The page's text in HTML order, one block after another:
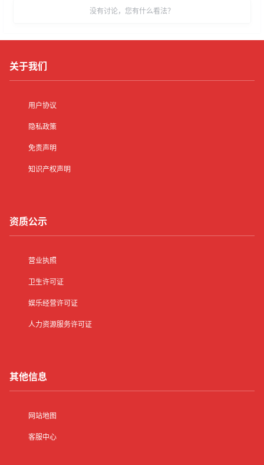
没有讨论，您有什么看法？
关于我们
用户协议
隐私政策
免责声明
知识产权声明
资质公示
营业执照
卫生许可证
娱乐经营许可证
人力资源服务许可证
其他信息
网站地图
客服中心